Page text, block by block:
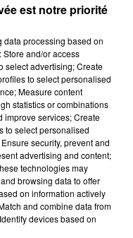
The Voice & The Voice
d'années morte
est notre priorité
data processing based on
and/or access
select advertising; Create
to select personalised
Measure content
statistics or combinations
improve services; Create
to select personalised
security, prevent and
advertising and content;
technologies may
browsing data to offer
on information actively
and combine data from
devices based on